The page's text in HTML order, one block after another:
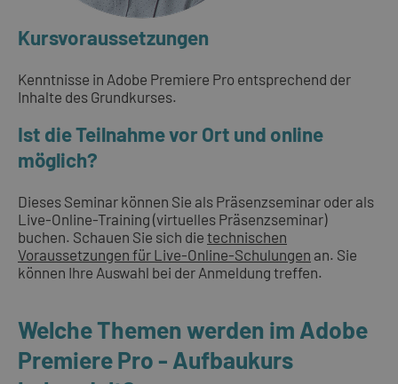
Kursvoraussetzungen
Kenntnisse in Adobe Premiere Pro entsprechend der
Inhalte des Grundkurses.
Ist die Teilnahme vor Ort und online
möglich?
Dieses Seminar können Sie als Präsenzseminar oder als
Live-Online-Training (virtuelles Präsenzseminar)
buchen. Schauen Sie sich die technischen
Voraussetzungen für Live-Online-Schulungen an. Sie
können Ihre Auswahl bei der Anmeldung treffen.
Welche Themen werden im Adobe
Premiere Pro - Aufbaukurs